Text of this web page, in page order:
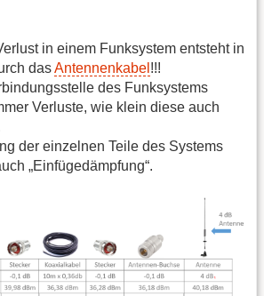
in einem Funksystem entsteht in
dasAntennenkabel !!!
des Funksystems
Verluste, wie klein diese auch
der einzelnen Teile des Systems
„Einfügedämpfung“.